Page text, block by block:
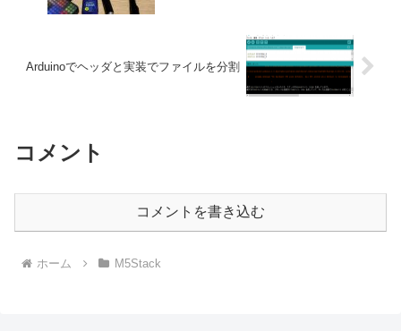
Arduinoでヘッダと実装でファイルを分割
コメント
コメントを書き込む
ホーム M5Stack